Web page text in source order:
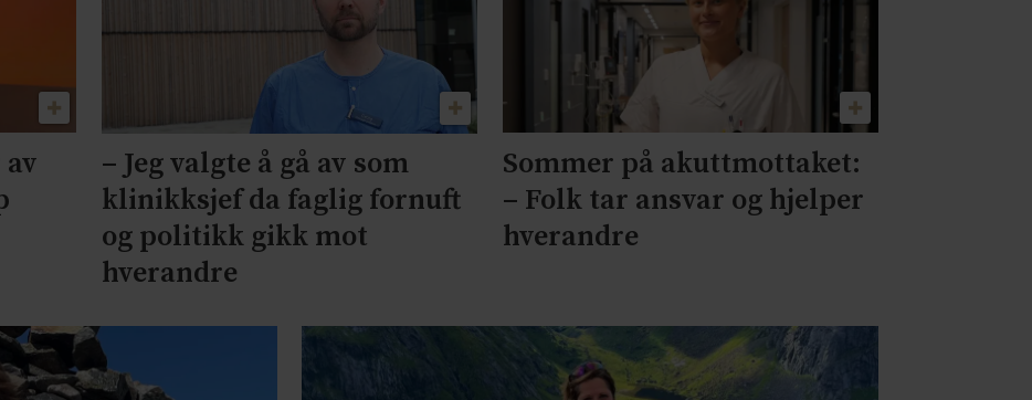
– Jeg valgte å gå av som
klinikksjef da faglig fornuft
og politikk gikk mot
hverandre
Sommer på akuttmottaket:
– Folk tar ansvar og hjelper
hverandre